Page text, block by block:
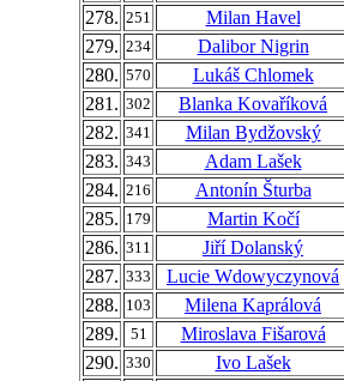
278. 251
Milan Havel
279. 234
Dalibor Nigrin
280. 570
Lukáš Chlomek
281. 302
Blanka Kovaříková
282. 341
Milan Bydžovský
283. 343
Adam Lašek
284. 216
Antonín Šturba
285. 179
Martin Kočí
286. 311
Jiří Dolanský
287. 333
Lucie Wdowyczynová
288. 103
Milena Kaprálová
289.
51
Miroslava Fišarová
290. 330
Ivo Lašek